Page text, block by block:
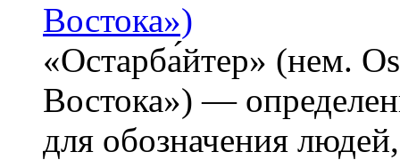
Востока»)
«Остарба́йтер» (нем.
Востока») —
для обозначения